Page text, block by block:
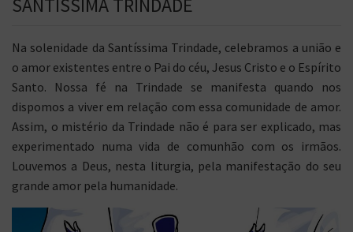
SANTÍSSIMA TRINDADE
Na solenidade da Santíssima Trindade, celebramos a união e
o amor existentes entre o Pai do céu, Jesus Cristo e o Espírito
Santo. Nossa fé na Trindade se manifesta quando nos
dispomos a viver em relação com essa comunidade de amor.
Assim, o mistério da Trindade não é para ser explicado, mas
experimentado numa vida de comunhão com os irmãos.
Louvemos a Deus, nesta liturgia, pela manifestação do seu
grande amor pela humanidade.